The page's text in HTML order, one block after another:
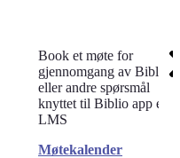
Book et møte for
gjennomgang av Biblio
eller andre spørsmål
knyttet til Biblio app eller
LMS
Møtekalender